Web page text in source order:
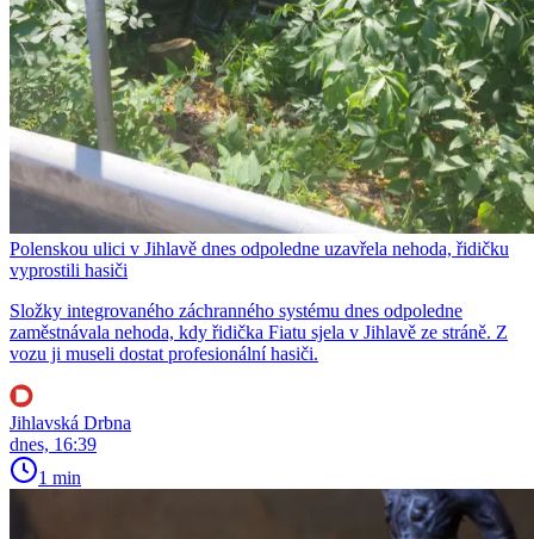
Polenskou ulici v Jihlavě dnes odpoledne uzavřela nehoda, řidičku
vyprostili hasiči
Složky integrovaného záchranného systému dnes odpoledne
zaměstnávala nehoda, kdy řidička Fiatu sjela v Jihlavě ze stráně. Z
vozu ji museli dostat profesionální hasiči.
Jihlavská Drbna
dnes, 16:39
1 min